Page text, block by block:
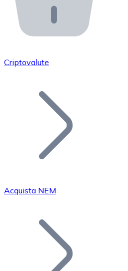
API Bitnovo
Integra la nostra API nel tuo
Unisciti alla nostra rete di
Aggiungi il token del tuo
Bitcoin
Criptovalute
Acquista NEM